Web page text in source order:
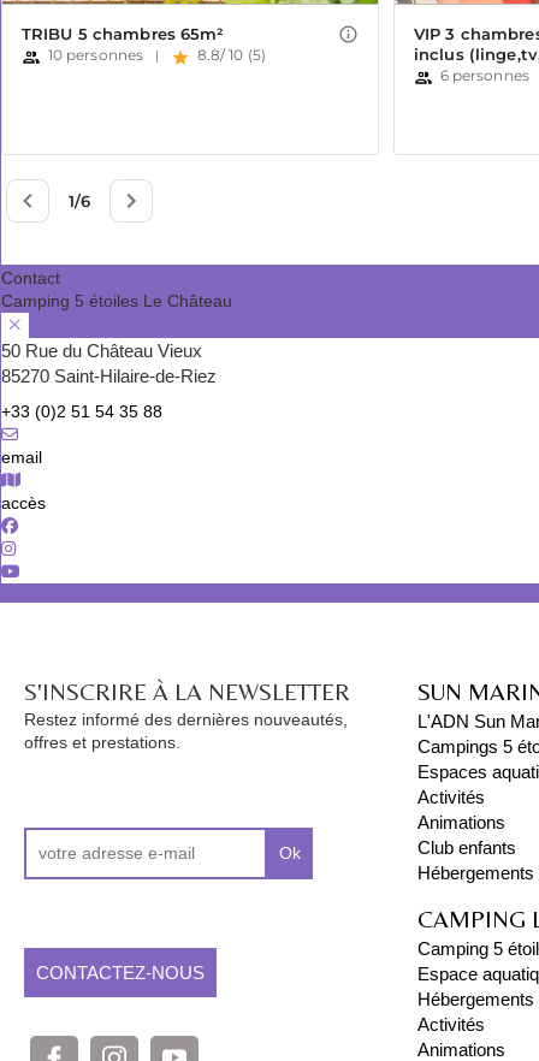
Contact
Camping 5 étoiles Le Château
50 Rue du Château Vieux
85270 Saint-Hilaire-de-Riez
+33 (0)2 51 54 35 88
email
accès
S'INSCRIRE À LA NEWSLETTER
Restez informé des dernières nouveautés,
offres et prestations.
Ok
CONTACTEZ-NOUS
SUN
L'ADN Sun
Campings 5
Espaces
Activités
Animations
Club enfants
Hébergements
CAMPING
Camping 5
Espace
Hébergements
Activités
Animations